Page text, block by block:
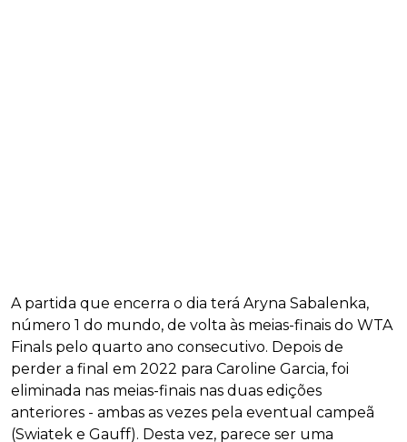
A partida que encerra o dia terá Aryna Sabalenka,
número 1 do mundo, de volta às meias-finais do WTA
Finals pelo quarto ano consecutivo. Depois de
perder a final em 2022 para Caroline Garcia, foi
eliminada nas meias-finais nas duas edições
anteriores - ambas as vezes pela eventual campeã
(Swiatek e Gauff). Desta vez, parece ser uma